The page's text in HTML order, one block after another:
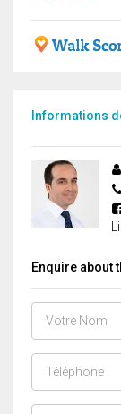
Informations
Enquire about